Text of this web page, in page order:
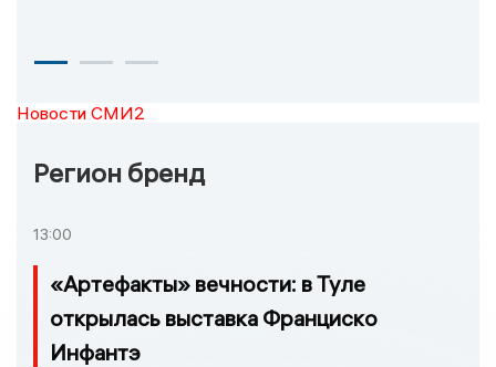
Новости СМИ2
Регион бренд
13:00
«Артефакты» вечности: в Туле
открылась выставка Франциско
Инфантэ